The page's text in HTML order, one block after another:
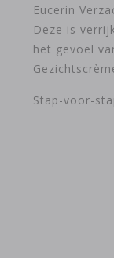
Eucerin
Deze is
het gevoel
Stap-voor-